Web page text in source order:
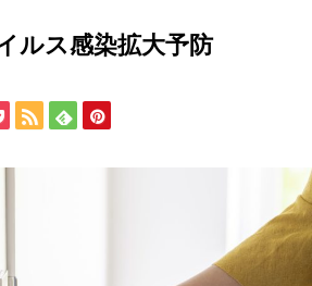
ルス感染拡大予防